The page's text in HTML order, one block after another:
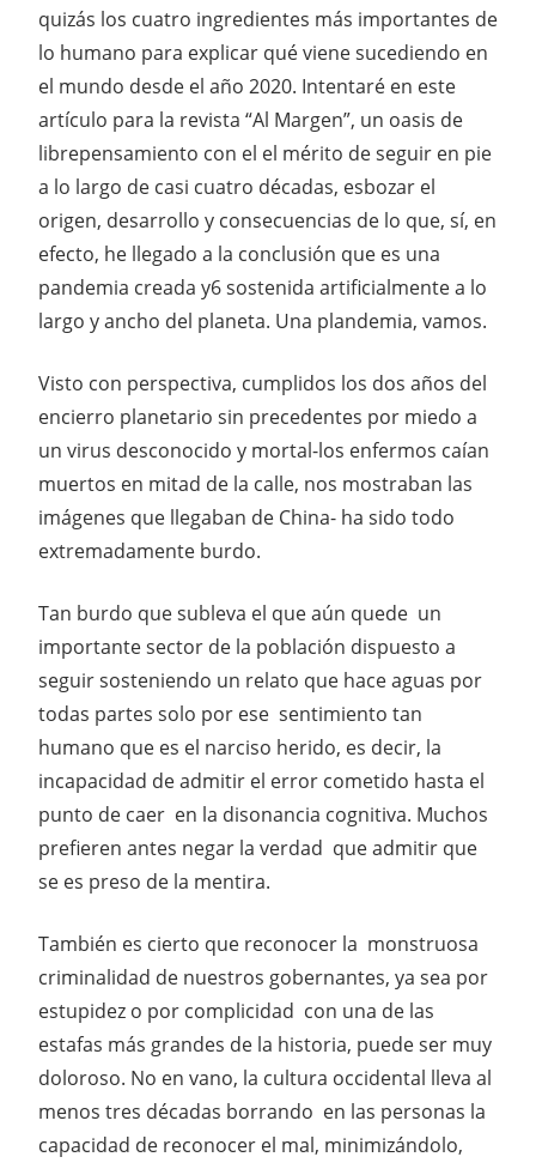
quizás los cuatro ingredientes más importantes de
lo humano para explicar qué viene sucediendo en
el mundo desde el año 2020. Intentaré en este
artículo para la revista “Al Margen”, un oasis de
librepensamiento con el el mérito de seguir en pie
a lo largo de casi cuatro décadas, esbozar el
origen, desarrollo y consecuencias de lo que, sí, en
efecto, he llegado a la conclusión que es una
pandemia creada y6 sostenida artificialmente a lo
largo y ancho del planeta. Una plandemia, vamos.
Visto con perspectiva, cumplidos los dos años del
encierro planetario sin precedentes por miedo a
un virus desconocido y mortal-los enfermos caían
muertos en mitad de la calle, nos mostraban las
imágenes que llegaban de China- ha sido todo
extremadamente burdo.
Tan burdo que subleva el que aún quede un
importante sector de la población dispuesto a
seguir sosteniendo un relato que hace aguas por
todas partes solo por ese sentimiento tan
humano que es el narciso herido, es decir, la
incapacidad de admitir el error cometido hasta el
punto de caer en la disonancia cognitiva. Muchos
prefieren antes negar la verdad que admitir que
se es preso de la mentira.
También es cierto que reconocer la monstruosa
criminalidad de nuestros gobernantes, ya sea por
estupidez o por complicidad con una de las
estafas más grandes de la historia, puede ser muy
doloroso. No en vano, la cultura occidental lleva al
menos tres décadas borrando en las personas la
capacidad de reconocer el mal, minimizándolo,